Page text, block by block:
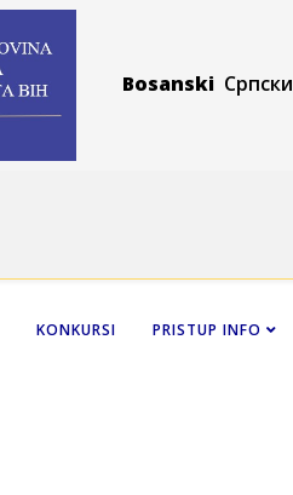
Bosanski Српски
KONKURSI PRISTUP INFO